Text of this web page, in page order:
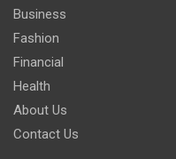
Business
Fashion
Financial
Health
About Us
Contact Us